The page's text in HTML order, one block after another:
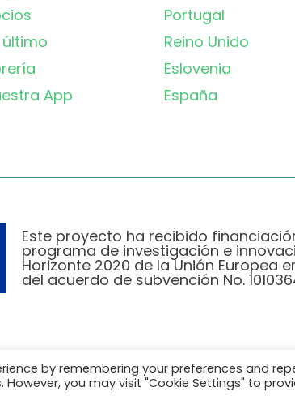
último
App
Portugal
Reino Unido
Eslovenia
España
Este proyecto ha recibido
programa de investigación e
Horizonte 2020 de la Unión Europea
del acuerdo de subvención No.
Política de Privacidad|Cookie Policy
by remembering your preferences and
you may visit "Cookie Settings" to